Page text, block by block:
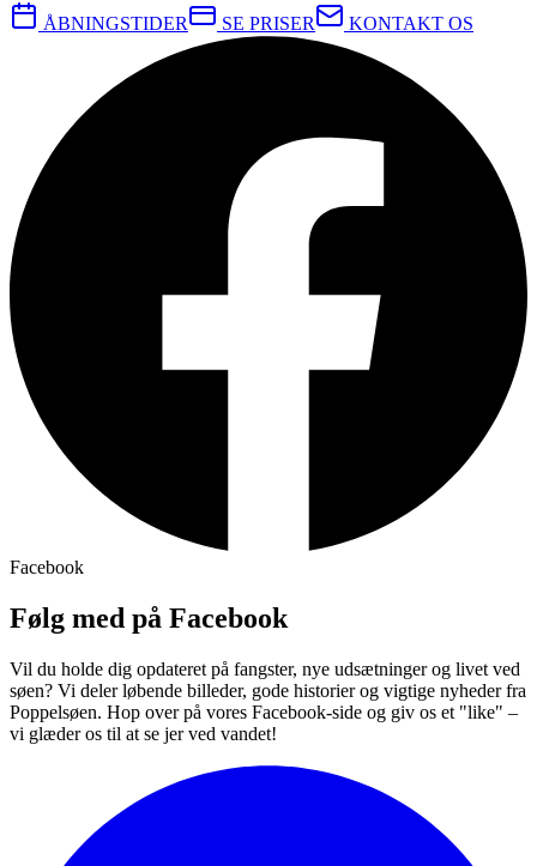
ÅBNINGSTIDER SE PRISER KONTAKT OS
Facebook
Følg med på Facebook
Vil du holde dig opdateret på fangster, nye udsætninger og livet ved
søen? Vi deler løbende billeder, gode historier og vigtige nyheder fra
Poppelsøen. Hop over på vores Facebook-side og giv os et "like" –
vi glæder os til at se jer ved vandet!